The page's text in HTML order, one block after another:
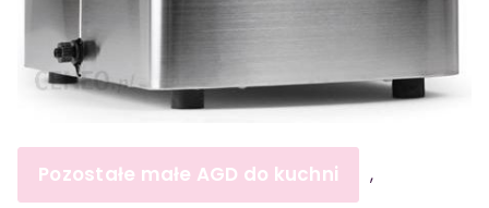
Pozostałe małe AGD do kuchni ,